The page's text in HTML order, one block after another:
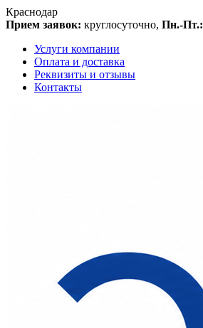
Краснодар
Прием заявок: круглосуточно, Пн.-Пт.:
Услуги компании
Оплата и доставка
Реквизиты и отзывы
Контакты